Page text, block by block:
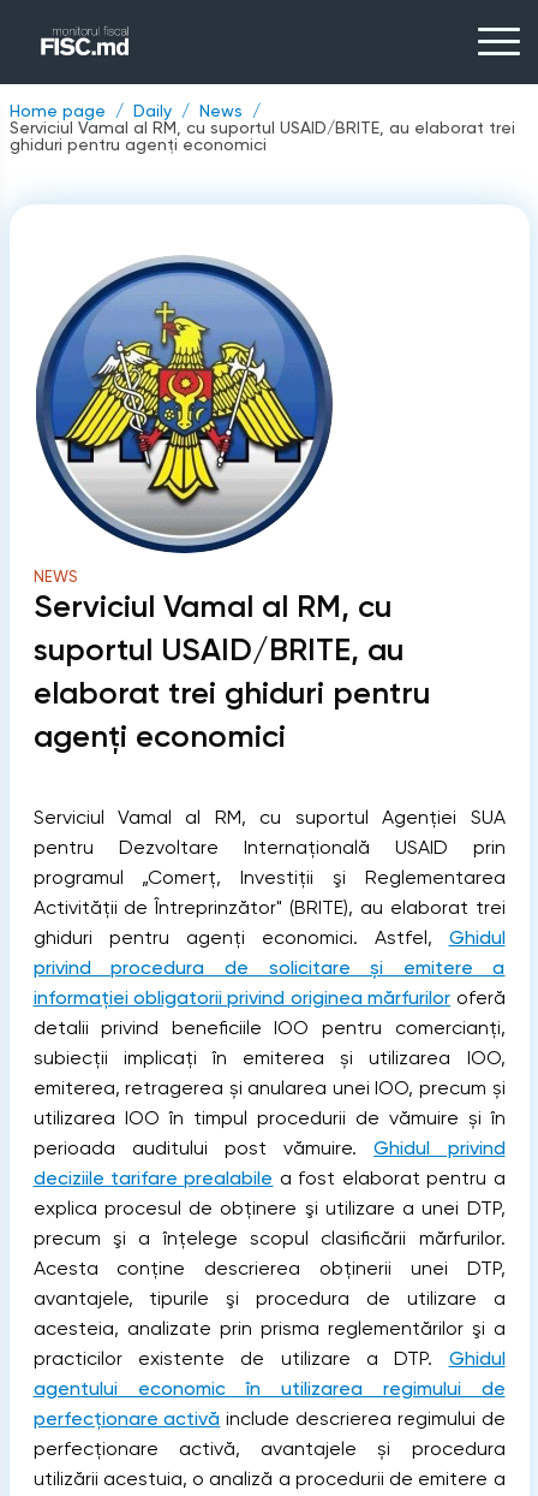
Home page Daily
News
Serviciul Vamal al RM, cu suportul USAID/BRITE, au elaborat trei
ghiduri pentru agenți economici
NEWS
Serviciul Vamal al RM, cu
suportul USAID/BRITE, au
elaborat trei ghiduri pentru
agenți economici
Serviciul Vamal al RM, cu suportul Agenţiei SUA
pentru Dezvoltare Internaţională USAID prin
programul „Comerţ, Investiţii şi Reglementarea
Activităţii de Întreprinzător" (BRITE), au elaborat trei
ghiduri pentru agenți economici. Astfel, Ghidul
privind procedura de solicitare și emitere a
informației obligatorii privind originea mărfurilor oferă
detalii privind beneficiile IOO pentru comercianți,
subiecții implicați în emiterea și utilizarea IOO,
emiterea, retragerea și anularea unei IOO, precum și
utilizarea IOO în timpul procedurii de vămuire și în
perioada auditului post vămuire.Ghidul privind
deciziile tarifare prealabile a fost elaborat pentru a
explica procesul de obţinere şi utilizare a unei DTP,
precum şi a înţelege scopul clasificării mărfurilor.
Acesta conține descrierea obţinerii unei DTP,
avantajele, tipurile şi procedura de utilizare a
acesteia, analizate prin prisma reglementărilor şi a
practicilor existente de utilizare a DTP. Ghidul
agentului economic în utilizarea regimului de
perfecționare activă include descrierea regimului de
perfecţionare activă, avantajele și procedura
utilizării acestuia, o analiză a procedurii de emitere a